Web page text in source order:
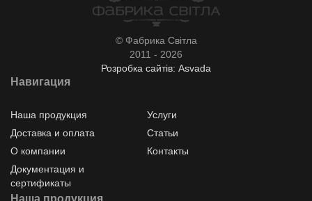
© Фабрика Світла
2011 - 2026
Розробка сайтів: Asvada
Навигация
Наша продукция
Услуги
Доставка и оплата
Статьи
О компании
Контакты
Документация и
сертификаты
Наша продукция